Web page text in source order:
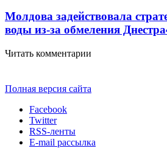
Молдова задействовала
воды из-за обмеления Днестра
Читать комментарии
Полная версия сайта
Facebook
Twitter
RSS-ленты
E-mail рассылка